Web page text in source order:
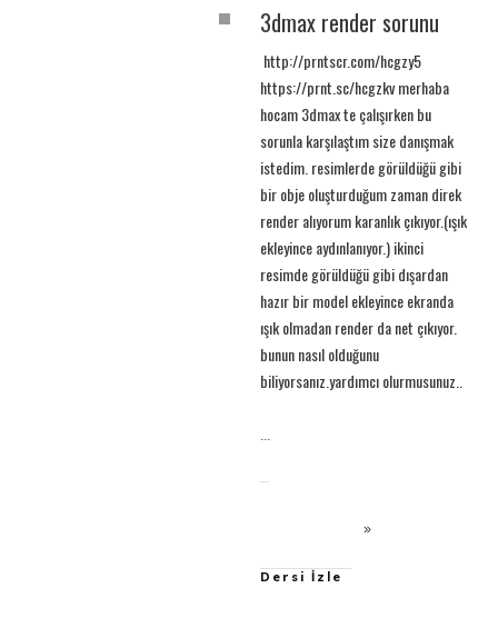
3dmax render sorunu
http://prntscr.com/hcgzy5
https://prnt.sc/hcgzkv merhaba
hocam 3dmax te çalışırken bu
sorunla karşılaştım size danışmak
istedim. resimlerde görüldüğü gibi
bir obje oluşturduğum zaman direk
render alıyorum karanlık çıkıyor.(ışık
ekleyince aydınlanıyor.) ikinci
resimde görüldüğü gibi dışardan
hazır bir model ekleyince ekranda
ışık olmadan render da net çıkıyor.
bunun nasıl olduğunu
biliyorsanız.yardımcı olurmusunuz..
Dersi İzle